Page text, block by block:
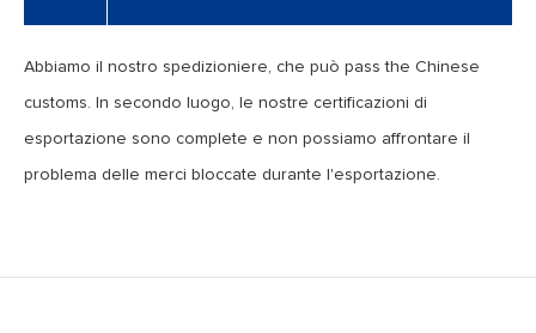
Abbiamo il nostro spedizioniere, che può pass the Chinese
customs. In secondo luogo, le nostre certificazioni di
esportazione sono complete e non possiamo affrontare il
problema delle merci bloccate durante l'esportazione.